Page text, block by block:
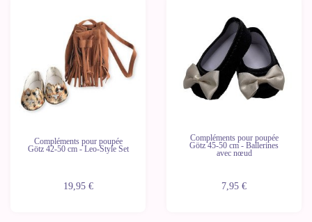
Compléments pour poupée
Götz 42-50 cm - Leo-Style Set
19,95 €
Compléments pour poupée
Götz 45-50 cm - Ballerines
avec nœud
7,95 €